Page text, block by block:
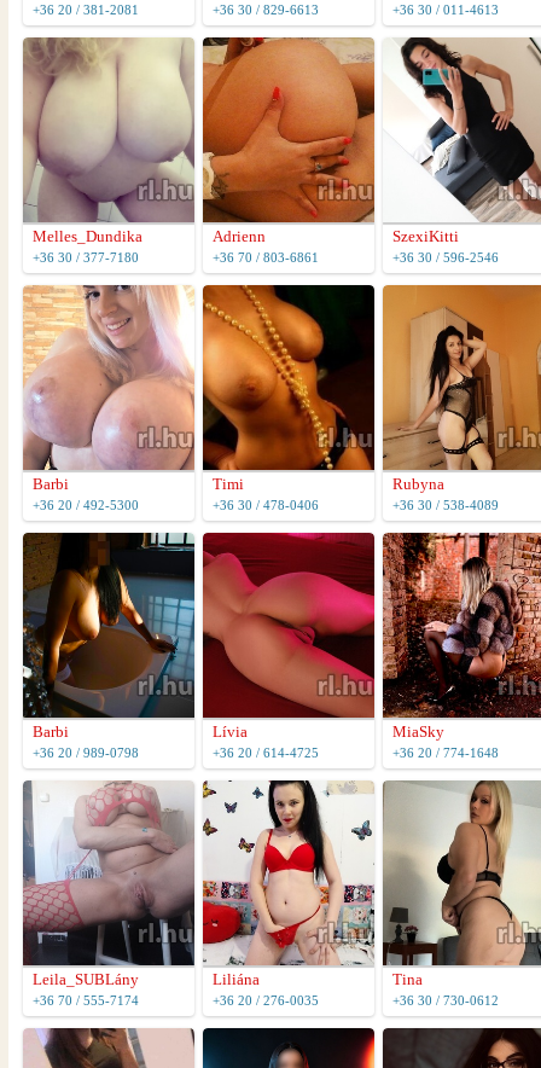
+36 20 / 381-2081 +36 30 / 829-6613 +36 30 / 011-4613
Melles_Dundika
+36 30 / 377-7180
Adrienn
+36 70 / 803-6861
SzexiKitti
+36 30 / 596-2546
Barbi
+36 20 / 492-5300
Timi
+36 30 / 478-0406
Rubyna
+36 30 / 538-4089
Barbi
+36 20 / 989-0798
Lívia
+36 20 / 614-4725
MiaSky
+36 20 / 774-1648
Leila_SUBLány
+36 70 / 555-7174
Liliána
+36 20 / 276-0035
Tina
+36 30 / 730-0612